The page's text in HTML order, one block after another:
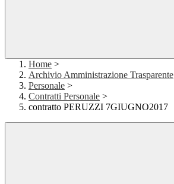
Home >
Archivio Amministrazione Trasparente
Personale >
Contratti Personale >
contratto PERUZZI 7GIUGNO2017